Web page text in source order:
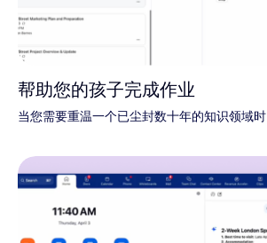
帮助您的孩子完成作业
当您需要重温一个已尘封数十年的知识领域时